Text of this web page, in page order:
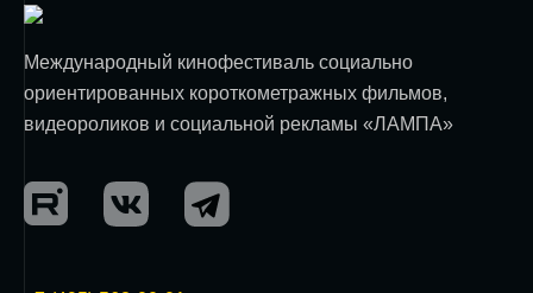
Международный кинофестиваль социально
ориентированных короткометражных фильмов,
видеороликов и социальной рекламы «ЛАМПА»